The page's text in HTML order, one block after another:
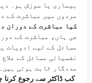
بیماری یا سوزش ہو۔
مردوں میں مباشرت کے
کیا مباشرت کے دوران
جی ہاں، مباشرت کے
مسائل کے لیے ادویات
نفسیاتی مسائل کے
مددگار ثابت ہوتی ہیں۔
کب ڈاکٹر سے رجوع کرنا